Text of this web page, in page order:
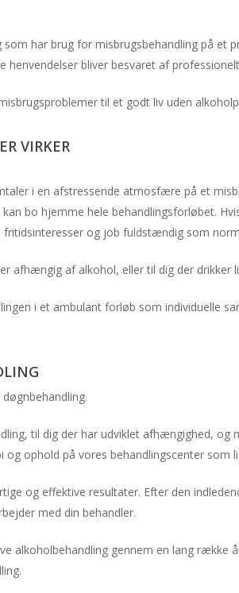
har brug for misbrugsbehandling på et
bliver besvaret af
til et godt liv uden
VIRKER
i en afstressende atmosfære på et
kan bo hjemme hele behandlingsforløbet.
og job fuldstændig som
afhængig af alkohol, eller til dig der drikker
i et ambulant forløb som individuelle
til dig der har udviklet afhængighed, og
ophold på vores behandlingscenter som
og effektive resultater. Efter den
med din behandler.
alkoholbehandling gennem en lang række